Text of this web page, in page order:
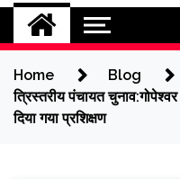
Home
Blog
त्रिस्तरीय पंचायत
दिया गया प्रशिक्षण